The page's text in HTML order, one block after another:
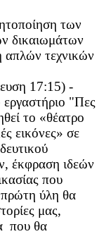
των
δικαιωμάτων
απλών τεχνικών
17:15) -
"Πες
το «θέατρο
εικόνες» σε
έκφραση ιδεών
που
ύλη θα
μας,
που θα